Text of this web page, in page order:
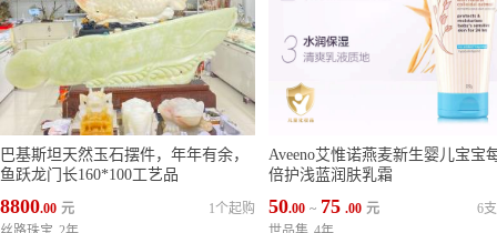
巴基斯坦天然玉石摆件，年年有余，
鱼跃龙门长160*100工艺品
8800.00 元
1个起购
Aveeno艾惟诺燕麦新生婴儿宝宝
倍护浅蓝润肤乳霜
50.00 ~ 75 .00 元
6